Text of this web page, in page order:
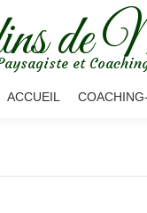
de
et
ACCUEIL